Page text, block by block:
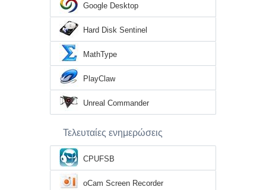
Google Desktop
Hard Disk Sentinel
MathType
PlayClaw
Unreal Commander
Τελευταίες ενημερώσεις
CPUFSB
oCam Screen Recorder